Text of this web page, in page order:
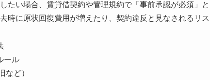
たい場合、賃貸借契約や管理規約で「事前承認が必須」と
時に原状回復費用が増えたり、契約違反と見なされるリス
ール
など）